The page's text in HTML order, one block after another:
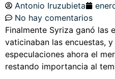
Antonio Iruzubieta
No hay comentarios
Finalmente Syriza ganó las
vaticinaban las encuestas,
especulaciones ahora el
restando importancia al